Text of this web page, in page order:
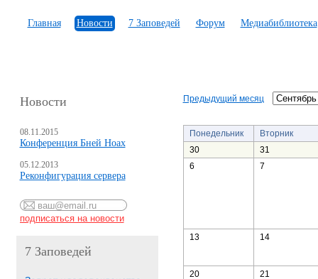
Главная Новости 7 Заповедей Форум Медиабиблиотека
Новости
08.11.2015
Конференция Бней Ноах
05.12.2013
Реконфигурация сервера
7 Заповедей
Предыдущий месяц
Понедельник
Вторник
30
31
6
7
13 14
20 21